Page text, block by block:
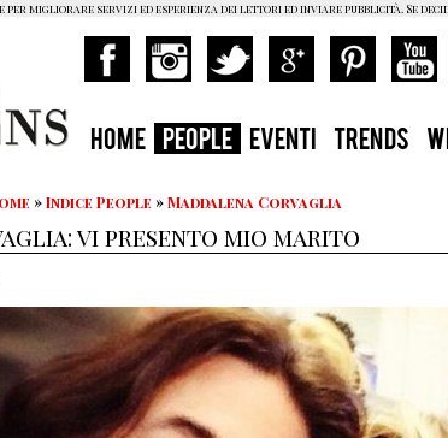
HOME PEOPLE EVENTI TRENDS
»Indice People »Maddalena Corvaglia
vi presento mio marito
per migliorare servizi ed esperienza dei lettori ed inviare pubblicità. Se